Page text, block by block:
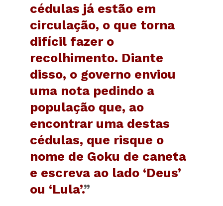
cédulas já estão em
circulação, o que torna
difícil fazer o
recolhimento. Diante
disso, o governo enviou
uma nota pedindo a
população que, ao
encontrar uma destas
cédulas, que risque o
nome de Goku de caneta
e escreva ao lado ‘Deus’
ou ‘Lula’.”